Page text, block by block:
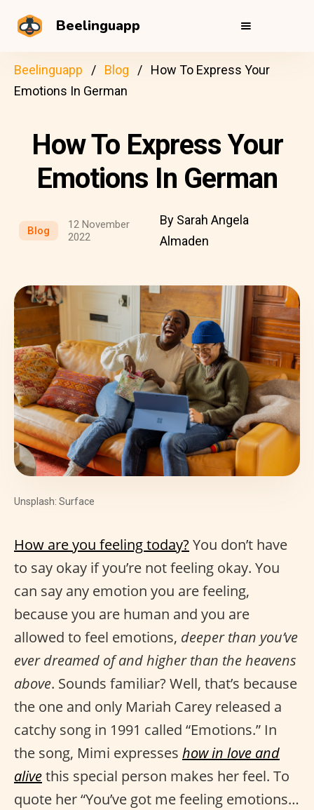
Beelinguapp
Beelinguapp Blog
How To Express Your
Emotions In German
How To Express Your
Emotions In German
Blog
12 November
2022
By Sarah Angela
Almaden
Unsplash: Surface
How are you feeling today? You don’t have
to say okay if you’re not feeling okay. You
can say any emotion you are feeling,
because you are human and you are
allowed to feel emotions, deeper than you’ve
ever dreamed of and higher than the heavens
above. Sounds familiar? Well, that’s because
the one and only Mariah Carey released a
catchy song in 1991 called “Emotions.” In
the song, Mimi expresses how in love and
alivethis special person makes her feel. To
quote her “You’ve got me feeling emotions…